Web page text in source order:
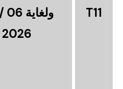
T11
2026